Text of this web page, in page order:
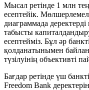
Мысал ретінде 1 млн
есептейік.
диаграммада
табысты
есептейміз. Бұл әр
қолданатынымен
түзілуінің объективті
Бағдар ретінде үш
Freedom Bank